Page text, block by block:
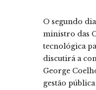
O segundo
ministro das
tecnológica
discutirá a
George
gestão